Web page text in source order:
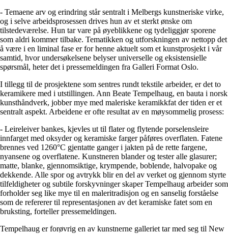
- Temaene arv og erindring står sentralt i Melbergs kunstneriske virke,
og i selve arbeidsprosessen drives hun av et sterkt ønske om
tilstedeværelse. Hun tar vare på øyeblikkene og tydeliggjør sporene
som aldri kommer tilbake. Tematikken og utforskningen av nettopp det
å være i en liminal fase er for henne aktuelt som et kunstprosjekt i vår
samtid, hvor undersøkelsene belyser universelle og eksistensielle
spørsmål, heter det i pressemeldingen fra Galleri Format Oslo.
I tillegg til de prosjektene som sentres rundt tekstile arbeider, er det to
keramikere med i utstillingen. Ann Beate Tempelhaug, en bauta i norsk
kunsthåndverk, jobber mye med maleriske keramikkfat der tiden er et
sentralt aspekt. Arbeidene er ofte resultat av en møysommelig prosess:
- Leireleiver bankes, kjevles ut til flater og flytende porselensleire
innfarget med oksyder og keramiske farger påføres overflaten. Fatene
brennes ved 1260°C gjentatte ganger i jakten på de rette fargene,
nyansene og overflatene. Kunstneren blander og tester alle glasurer;
matte, blanke, gjennomsiktige, krympende, boblende, halvopake og
dekkende. Alle spor og avtrykk blir en del av verket og gjennom styrte
tilfeldigheter og subtile forskyvninger skaper Tempelhaug arbeider som
forholder seg like mye til en maleritradisjon og en sanselig forståelse
som de refererer til representasjonen av det keramiske fatet som en
bruksting, forteller pressemeldingen.
Tempelhaug er forøvrig en av kunstnerne galleriet tar med seg til New